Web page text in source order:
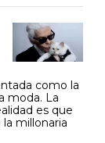
como la
moda. La
es que
millonaria